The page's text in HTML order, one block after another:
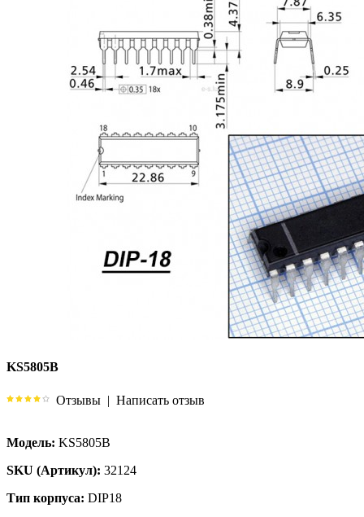
KS5805B
Отзывы | Написать отзыв
Модель: KS5805B
SKU (Артикул): 32124
Тип корпуса: DIP18